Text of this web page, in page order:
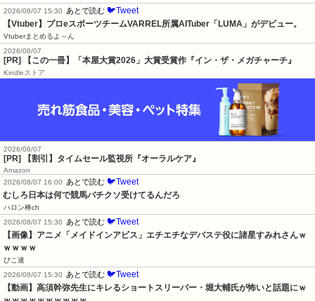
2026/08/07 15:30
あとで読む 🐦Tweet
【Vtuber】プロeスポーツチームVARREL所属AITuber「LUMA」がデビュー。
Vtuberまとめるよ～ん
2026/08/07
[PR] 【この一冊】「本屋大賞2026」大賞受賞作『イン・ザ・メガチャーチ』
Kindleストア
2026/08/07
[PR] 【割引】タイムセール監視所『オーラルケア』
Amazon
2026/08/07 16:00
あとで読む 🐦Tweet
むしろ日本は何で競馬バチクソ受けてるんだろ
ハロン棒ch
2026/08/07 15:30
あとで読む 🐦Tweet
【画像】アニメ「メイドインアビス」エチエチなデバステ役に諸星すみれさんｗ
ｗｗｗｗ
ぴこ速
2026/08/07 15:30
あとで読む 🐦Tweet
【動画】高須幹弥先生にキレるショートスリーパー・堀大輔氏が怖いと話題にｗ